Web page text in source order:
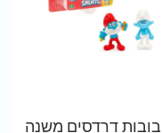
בובות דרדסים משנה